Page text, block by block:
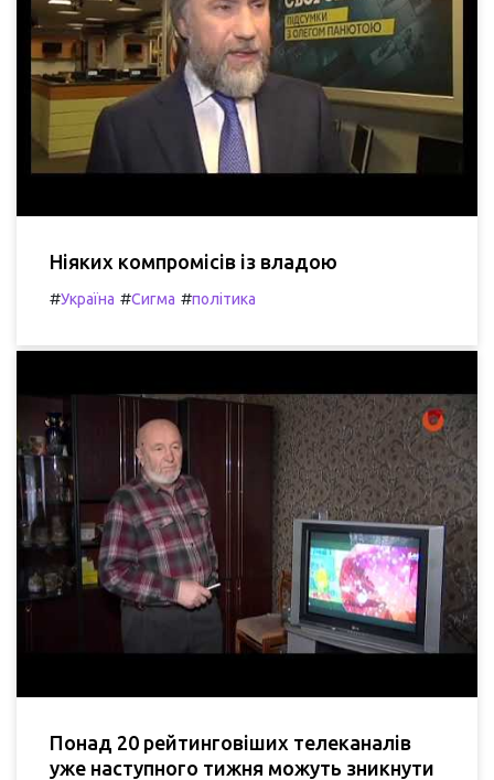
Ніяких компромісів із владою
#Україна #Сигма #політика
Понад 20 рейтинговіших телеканалів
уже наступного тижня можуть зникнути